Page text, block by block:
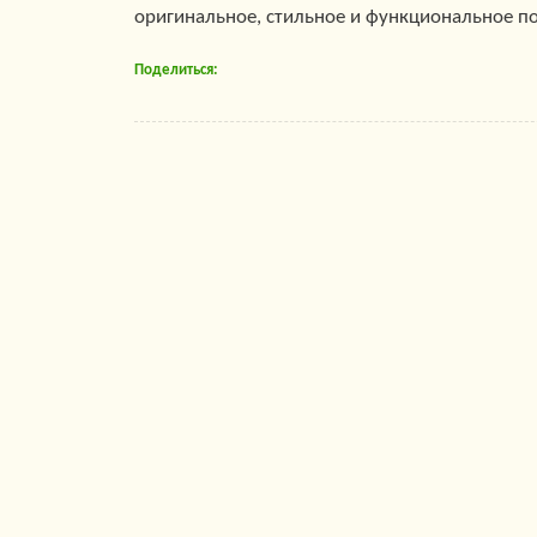
оригинальное, стильное и функциональное
Поделиться: